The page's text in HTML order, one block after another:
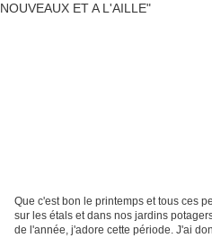
Que c'est bon le printemps et tous ces
sur les étals et dans nos jardins
de l'année, j'adore cette période. J'ai